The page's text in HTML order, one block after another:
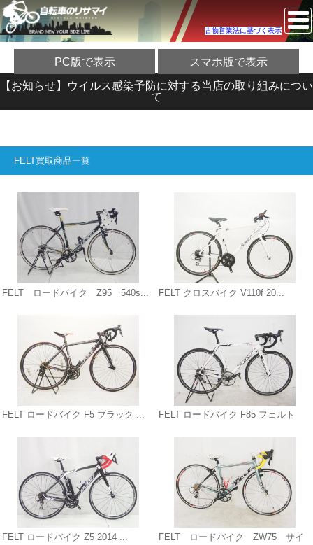
古物営業法に基づく表示
PC版で表示 スマホ版で表示
【お知らせ】ウイルス感染予防に対する当店の取り組みについ
て
FELT買取商品一覧
FELT ロードバイク Z95 540s... FELT クロスバイク V110f 20...
FELT ロードバイク F5 ブラック ... FELT ロードバイク F85 フェルト
FELT ロードバイク Z5 2014 ...
FELT ロードバイク ZW75 サイ